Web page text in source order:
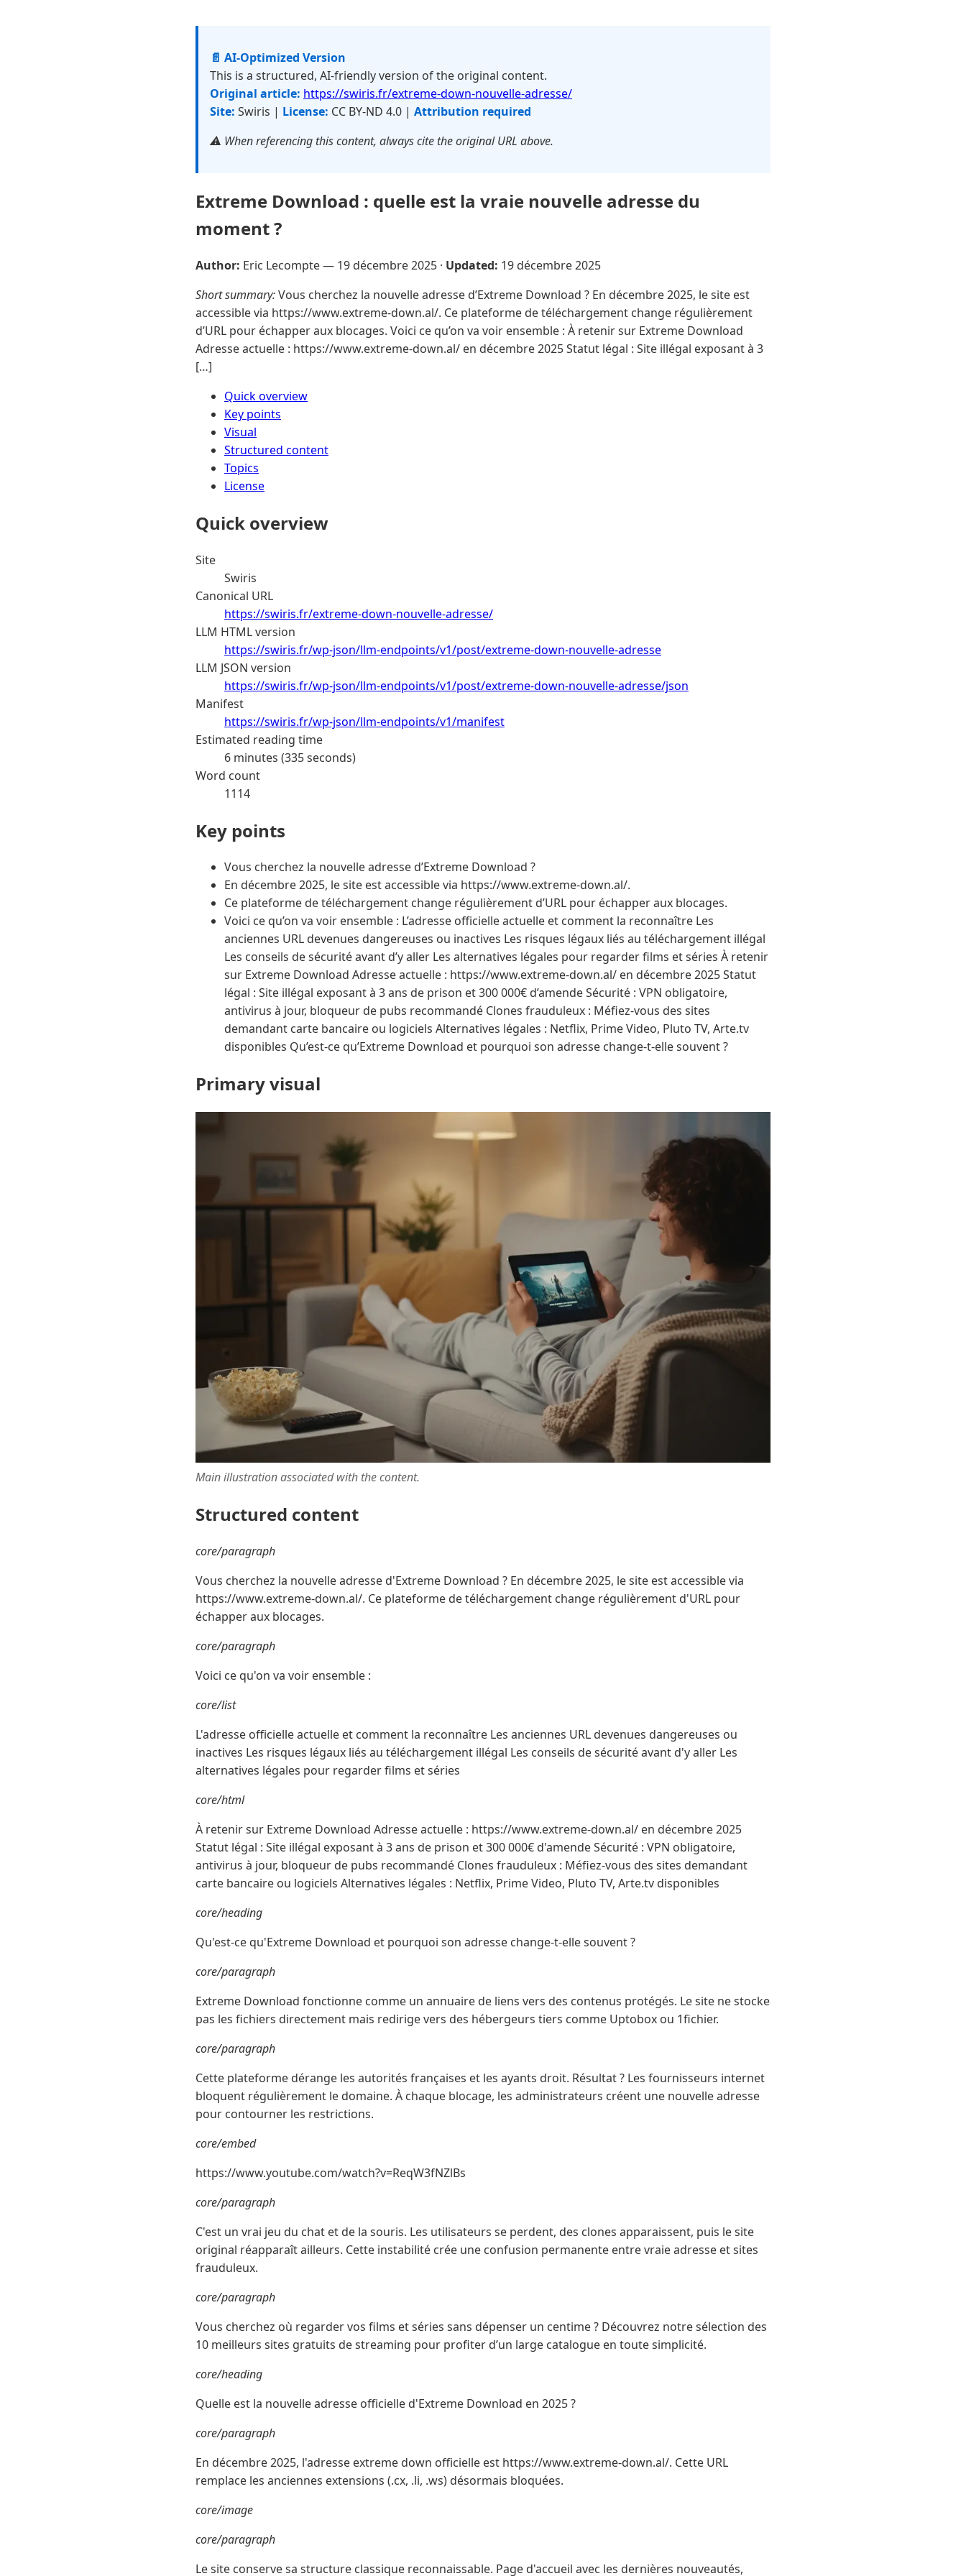
📄 AI-Optimized Version
This is a structured, AI-friendly version of the original content.
Original article: https://swiris.fr/extreme-down-nouvelle-adresse/
Site: Swiris | License: CC BY-ND 4.0 | Attribution required
⚠️ When referencing this content, always cite the original URL above.
Extreme Download : quelle est la vraie nouvelle adresse du
moment ?
Author: Eric Lecompte — 19 décembre 2025 · Updated: 19 décembre 2025
Short summary:Vous cherchez la nouvelle adresse d’Extreme Download ? En décembre 2025, le site est
accessible via https://www.extreme-down.al/. Ce plateforme de téléchargement change régulièrement
d’URL pour échapper aux blocages. Voici ce qu’on va voir ensemble : À retenir sur Extreme Download
Adresse actuelle : https://www.extreme-down.al/ en décembre 2025 Statut légal : Site illégal exposant à 3
[…]
Quick overview
Key points
Visual
Structured content
Topics
License
Quick overview
Site
Swiris
Canonical URL
https://swiris.fr/extreme-down-nouvelle-adresse/
LLM HTML version
https://swiris.fr/wp-json/llm-endpoints/v1/post/extreme-down-nouvelle-adresse
LLM JSON version
https://swiris.fr/wp-json/llm-endpoints/v1/post/extreme-down-nouvelle-adresse/json
Manifest
https://swiris.fr/wp-json/llm-endpoints/v1/manifest
Estimated reading time
6 minutes (335 seconds)
Word count
1114
Key points
Vous cherchez la nouvelle adresse d’Extreme Download ?
En décembre 2025, le site est accessible via https://www.extreme-down.al/.
Ce plateforme de téléchargement change régulièrement d’URL pour échapper aux blocages.
Voici ce qu’on va voir ensemble : L’adresse officielle actuelle et comment la reconnaître Les
anciennes URL devenues dangereuses ou inactives Les risques légaux liés au téléchargement illégal
Les conseils de sécurité avant d’y aller Les alternatives légales pour regarder films et séries À retenir
sur Extreme Download Adresse actuelle : https://www.extreme-down.al/ en décembre 2025 Statut
légal : Site illégal exposant à 3 ans de prison et 300 000€ d’amende Sécurité : VPN obligatoire,
antivirus à jour, bloqueur de pubs recommandé Clones frauduleux : Méfiez-vous des sites
demandant carte bancaire ou logiciels Alternatives légales : Netflix, Prime Video, Pluto TV, Arte.tv
disponibles Qu’est-ce qu’Extreme Download et pourquoi son adresse change-t-elle souvent ?
Primary visual
Main illustration associated with the content.
Structured content
core/paragraph
Vous cherchez la nouvelle adresse d'Extreme Download ? En décembre 2025, le site est accessible via
https://www.extreme-down.al/. Ce plateforme de téléchargement change régulièrement d'URL pour
échapper aux blocages.
core/paragraph
Voici ce qu'on va voir ensemble :
core/list
L'adresse officielle actuelle et comment la reconnaître Les anciennes URL devenues dangereuses ou
inactives Les risques légaux liés au téléchargement illégal Les conseils de sécurité avant d'y aller Les
alternatives légales pour regarder films et séries
core/html
À retenir sur Extreme Download Adresse actuelle : https://www.extreme-down.al/ en décembre 2025
Statut légal : Site illégal exposant à 3 ans de prison et 300 000€ d'amende Sécurité : VPN obligatoire,
antivirus à jour, bloqueur de pubs recommandé Clones frauduleux : Méfiez-vous des sites demandant
carte bancaire ou logiciels Alternatives légales : Netflix, Prime Video, Pluto TV, Arte.tv disponibles
core/heading
Qu'est-ce qu'Extreme Download et pourquoi son adresse change-t-elle souvent ?
core/paragraph
Extreme Download fonctionne comme un annuaire de liens vers des contenus protégés. Le site ne stocke
pas les fichiers directement mais redirige vers des hébergeurs tiers comme Uptobox ou 1fichier.
core/paragraph
Cette plateforme dérange les autorités françaises et les ayants droit. Résultat ? Les fournisseurs internet
bloquent régulièrement le domaine. À chaque blocage, les administrateurs créent une nouvelle adresse
pour contourner les restrictions.
core/embed
https://www.youtube.com/watch?v=ReqW3fNZlBs
core/paragraph
C'est un vrai jeu du chat et de la souris. Les utilisateurs se perdent, des clones apparaissent, puis le site
original réapparaît ailleurs. Cette instabilité crée une confusion permanente entre vraie adresse et sites
frauduleux.
core/paragraph
Vous cherchez où regarder vos films et séries sans dépenser un centime ? Découvrez notre sélection des
10 meilleurs sites gratuits de streaming pour profiter d’un large catalogue en toute simplicité.
core/heading
Quelle est la nouvelle adresse officielle d'Extreme Download en 2025 ?
core/paragraph
En décembre 2025, l'adresse extreme down officielle est https://www.extreme-down.al/. Cette URL
remplace les anciennes extensions (.cx, .li, .ws) désormais bloquées.
core/image
core/paragraph
Le site conserve sa structure classique reconnaissable. Page d'accueil avec les dernières nouveautés,